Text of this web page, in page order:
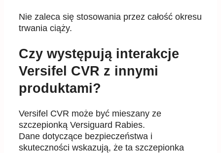
Nie zaleca się stosowania przez całość okresu
trwania ciąży.
Czy występują interakcje
Versifel CVR z innymi
produktami?
Versifel CVR może być mieszany ze
szczepionką Versiguard Rabies.
Dane dotyczące bezpieczeństwa i
skuteczności wskazują, że ta szczepionka